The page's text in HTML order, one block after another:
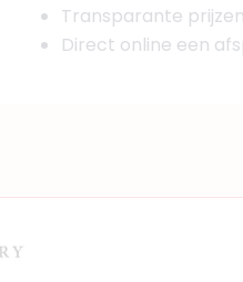
Transparante
Direct online een